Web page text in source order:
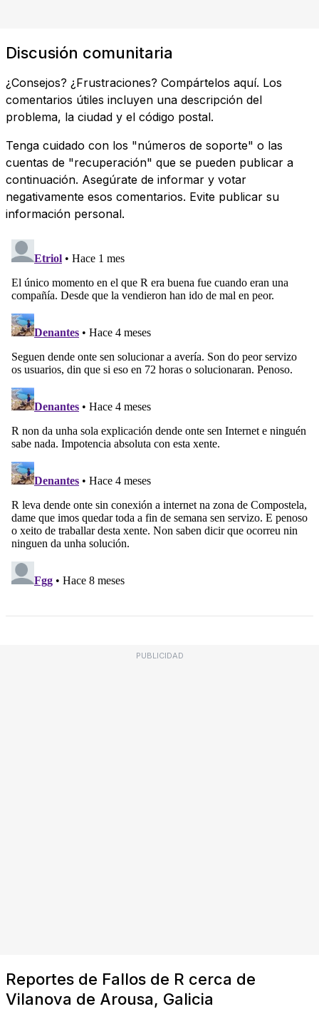
Discusión comunitaria
¿Consejos? ¿Frustraciones? Compártelos aquí. Los
comentarios útiles incluyen una descripción del
problema, la ciudad y el código postal.
Tenga cuidado con los "números de soporte" o las
cuentas de "recuperación" que se pueden publicar a
continuación. Asegúrate de informar y votar
negativamente esos comentarios. Evite publicar su
información personal.
PUBLICIDAD
Reportes de Fallos de R cerca de
Vilanova de Arousa, Galicia